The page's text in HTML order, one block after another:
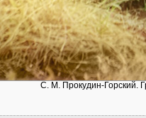
С. М. Прокудин-Горский.